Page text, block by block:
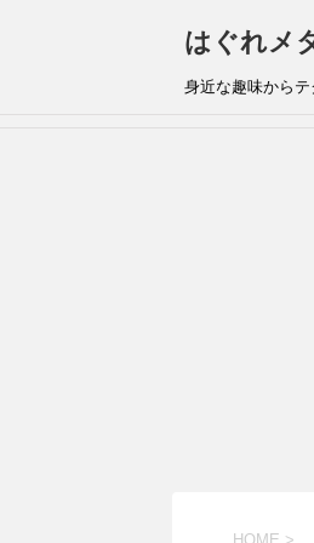
はぐれメ
身近な趣味から